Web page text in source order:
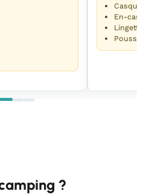
En-cas
Lingettes
?